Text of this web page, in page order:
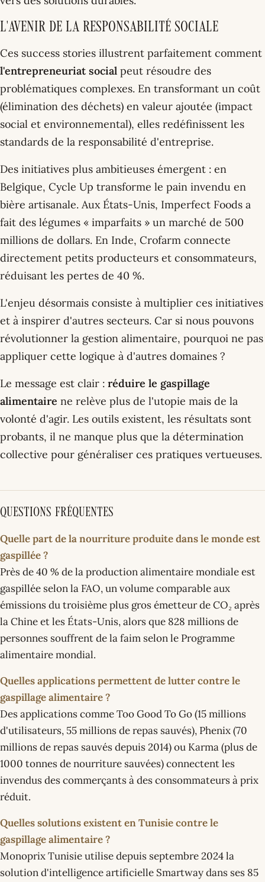
L'avenir de la responsabilité sociale
Ces success stories illustrent parfaitement comment
l'entrepreneuriat social peut résoudre des
problématiques complexes. En transformant un coût
(élimination des déchets) en valeur ajoutée (impact
social et environnemental), elles redéfinissent les
standards de la responsabilité d'entreprise.
Des initiatives plus ambitieuses émergent : en
Belgique, Cycle Up transforme le pain invendu en
bière artisanale. Aux États-Unis, Imperfect Foods a
fait des légumes « imparfaits » un marché de 500
millions de dollars. En Inde, Crofarm connecte
directement petits producteurs et consommateurs,
réduisant les pertes de 40 %.
L'enjeu désormais consiste à multiplier ces initiatives
et à inspirer d'autres secteurs. Car si nous pouvons
révolutionner la gestion alimentaire, pourquoi ne pas
appliquer cette logique à d'autres domaines ?
Le message est clair : réduire le gaspillage
alimentaire ne relève plus de l'utopie mais de la
volonté d'agir. Les outils existent, les résultats sont
probants, il ne manque plus que la détermination
collective pour généraliser ces pratiques vertueuses.
Questions fréquentes
Quelle part de la nourriture produite dans le monde est
gaspillée ?
Près de 40 % de la production alimentaire mondiale est
gaspillée selon la FAO, un volume comparable aux
émissions du troisième plus gros émetteur de CO₂ après
la Chine et les États-Unis, alors que 828 millions de
personnes souffrent de la faim selon le Programme
alimentaire mondial.
Quelles applications permettent de lutter contre le
gaspillage alimentaire ?
Des applications comme Too Good To Go (15 millions
d'utilisateurs, 55 millions de repas sauvés), Phenix (70
millions de repas sauvés depuis 2014) ou Karma (plus de
1000 tonnes de nourriture sauvées) connectent les
invendus des commerçants à des consommateurs à prix
réduit.
Quelles solutions existent en Tunisie contre le
gaspillage alimentaire ?
Monoprix Tunisie utilise depuis septembre 2024 la
solution d'intelligence artificielle Smartway dans ses 85